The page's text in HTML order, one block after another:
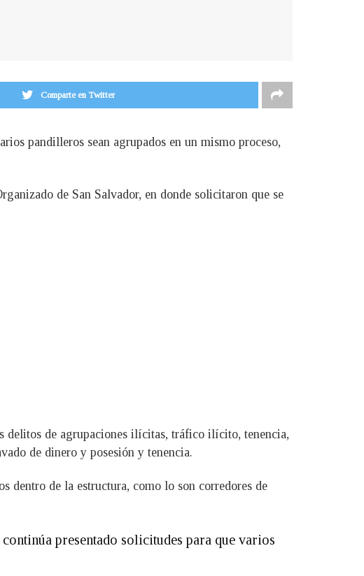
Comparte en Twitter
pandilleros sean agrupados en un mismo proceso,
de San Salvador, en donde solicitaron que se
delitos de agrupaciones ilícitas, tráfico ilícito, tenencia,
de dinero y posesión y tenencia.
dentro de la estructura, como lo son corredores de
continúa presentado solicitudes para que varios